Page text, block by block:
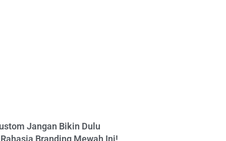
Jangan Bikin Dulu
Branding Mewah Ini!